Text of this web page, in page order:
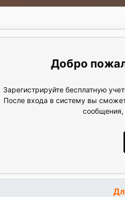
Зарегистрируйте бесплатную
После входа в систему вы